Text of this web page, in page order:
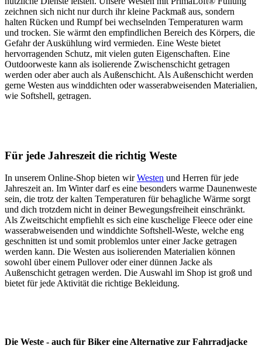
zeichnen sich nicht nur durch ihr kleine Packmaß aus, sondern
halten Rücken und Rumpf bei wechselnden Temperaturen warm
und trocken. Sie wärmt den empfindlichen Bereich des Körpers, die
Gefahr der Auskühlung wird vermieden. Eine Weste bietet
hervorragenden Schutz, mit vielen guten Eigenschaften. Eine
Outdoorweste kann als isolierende Zwischenschicht getragen
werden oder aber auch als Außenschicht. Als Außenschicht werden
gerne Westen aus winddichten oder wasserabweisenden Materialien,
wie Softshell, getragen.
Für jede Jahreszeit die richtig Weste
In unserem Online-Shop bieten wirWesten und Herren für jede
Jahreszeit an. Im Winter darf es eine besonders warme Daunenweste
sein, die trotz der kalten Temperaturen für behagliche Wärme sorgt
und dich trotzdem nicht in deiner Bewegungsfreiheit einschränkt.
Als Zweitschicht empfiehlt es sich eine kuschelige Fleece oder eine
wasserabweisenden und winddichte Softshell-Weste, welche eng
geschnitten ist und somit problemlos unter einer Jacke getragen
werden kann. Die Westen aus isolierenden Materialien können
sowohl über einem Pullover oder einer dünnen Jacke als
Außenschicht getragen werden. Die Auswahl im Shop ist groß und
bietet für jede Aktivität die richtige Bekleidung.
Die Weste - auch für Biker eine Alternative zur Fahrradjacke